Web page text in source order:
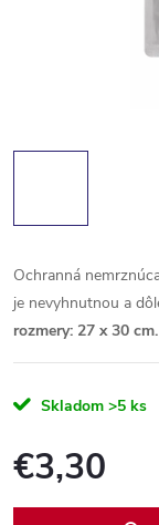
Ochranná
je nevyhnutnou a
rozmery: 27 x 30 cm.
Skladom >5 ks
€3,30